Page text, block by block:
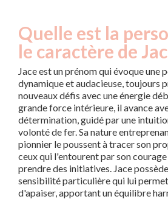
Quelle est la
le caractère de
Jace est un prénom qui évoque une
dynamique et audacieuse, toujours
nouveaux défis avec une énergie
grande force intérieure, il avance
détermination, guidé par une
volonté de fer. Sa nature
pionnier le poussent à tracer son
ceux qui l'entourent par son
prendre des initiatives. Jace
sensibilité particulière qui lui
d'apaiser, apportant un équilibre